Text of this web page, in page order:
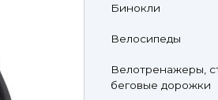
Бинокли
Велосипеды
Велотренажеры,
беговые дорожки